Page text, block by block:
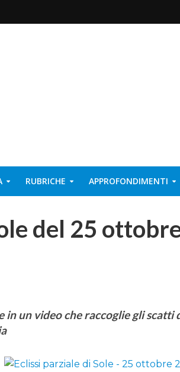
RUBRICHE APPROFONDIMENTI
del 25
in un video che raccoglie gli